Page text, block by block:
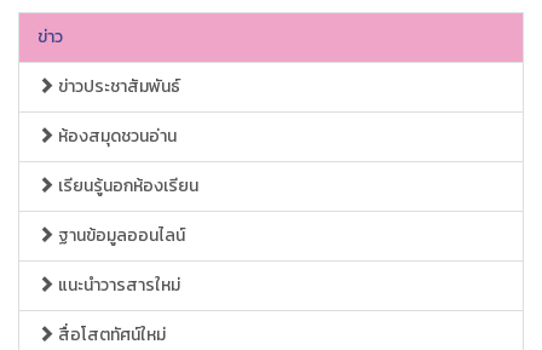
ข่าว
ข่าวประชาสัมพันธ์
ห้องสมุดชวนอ่าน
เรียนรู้นอกห้องเรียน
ฐานข้อมูลออนไลน์
แนะนำวารสารใหม่
สื่อโสตทัศน์ใหม่